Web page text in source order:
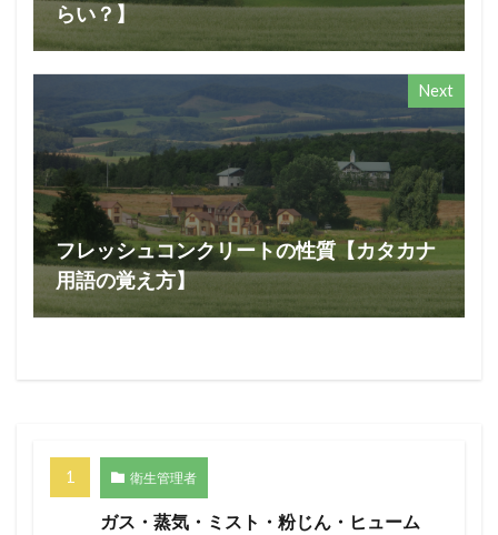
らい？】
Next
フレッシュコンクリートの性質【カタカナ
用語の覚え方】
衛生管理者
ガス・蒸気・ミスト・粉じん・ヒューム